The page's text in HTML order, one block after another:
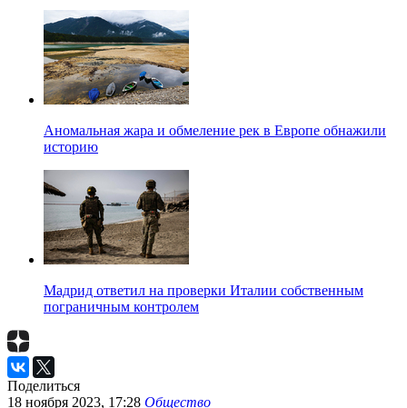
Аномальная жара и обмеление рек в Европе обнажили
историю
Мадрид ответил на проверки Италии собственным
пограничным контролем
Поделиться
18 ноября 2023, 17:28 Общество